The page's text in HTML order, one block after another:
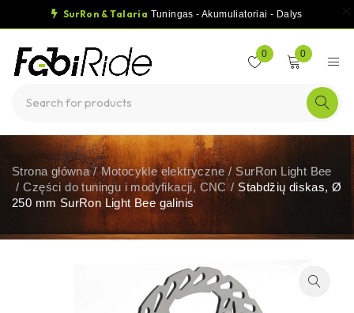
SurRon & Talaria Tuningas - Akumuliatoriai - Dalys
0 0
Strona główna / Motocykle elektryczne / SurRon Light Bee
/ Części do tuningu i modyfikacji, CNC / Stabdžių diskas, Ø
250 mm SurRon Light Bee galinis